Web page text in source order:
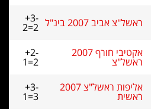
ראשל"צ אביב 2007 בינ"ל +3-
2=2
אקטיבי חורף 2007
ראשל"צ
+2-
1=2
אליפות ראשל"צ 2007
ראשית
+3-
1=3